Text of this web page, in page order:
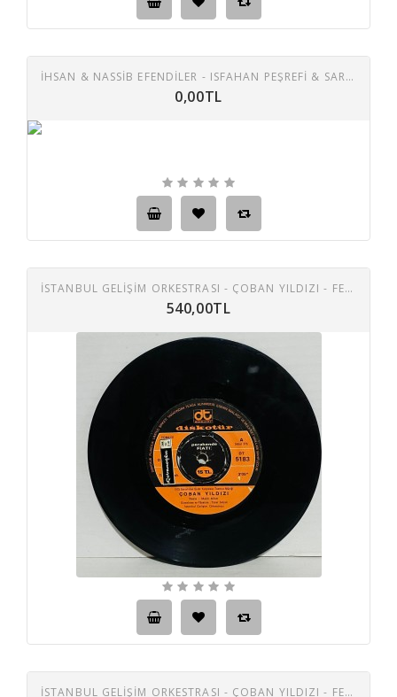
İHSAN & NASSİB EFENDİLER - ISFAHAN PEŞREFİ & SAREB EFENDİ FERAHNAK ŞARKI HOŞ YARATILMIŞ TAŞ PLAK
0,00TL
İSTANBUL GELİŞİM ORKESTRASI - ÇOBAN YILDIZI - FERAHNAK 45 LİK PLAK
540,00TL
İSTANBUL GELİŞİM ORKESTRASI - ÇOBAN YILDIZI - FERAHNAK 45 LİK PLAK